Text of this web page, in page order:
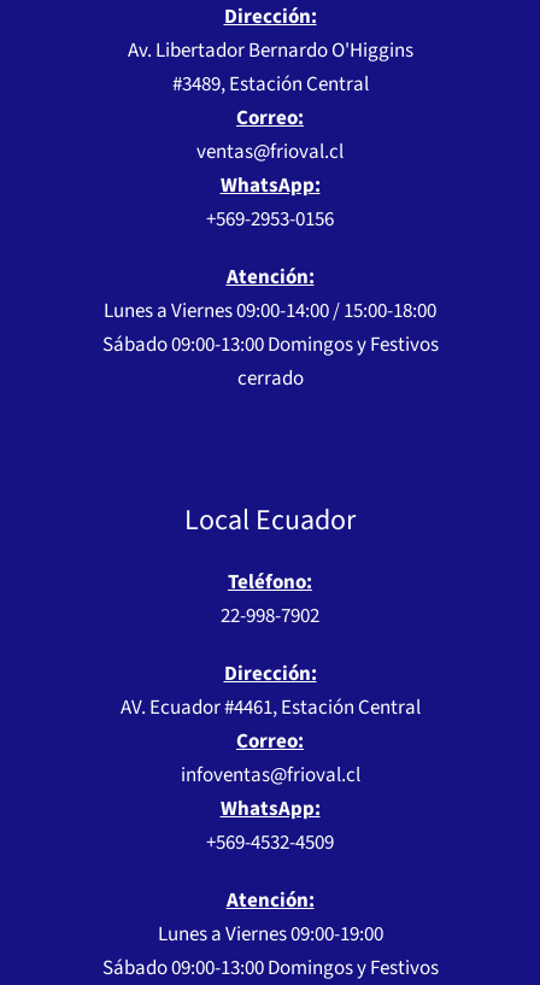
Dirección:
Av. Libertador Bernardo O'Higgins
#3489, Estación Central
Correo:
ventas@frioval.cl
WhatsApp:
+569-2953-0156
Atención:
Lunes a Viernes 09:00-14:00 / 15:00-18:00
Sábado 09:00-13:00 Domingos y Festivos
cerrado
Local Ecuador
Teléfono:
22-998-7902
Dirección:
AV. Ecuador #4461, Estación Central
Correo:
infoventas@frioval.cl
WhatsApp:
+569-4532-4509
Atención:
Lunes a Viernes 09:00-19:00
Sábado 09:00-13:00 Domingos y Festivos